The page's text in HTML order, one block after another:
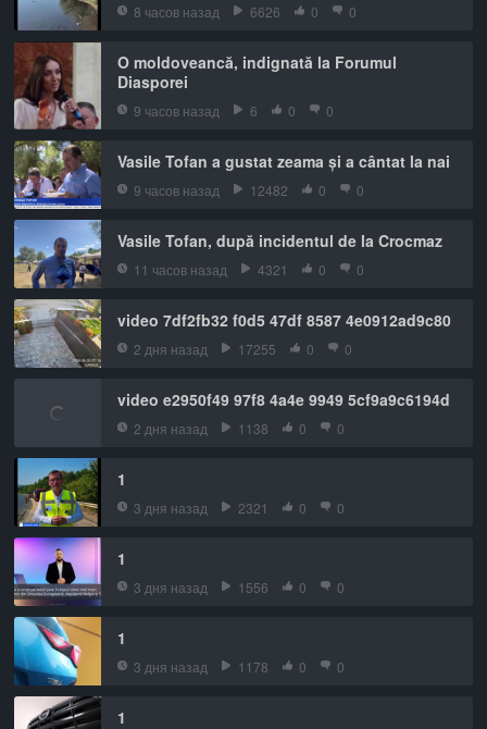
8 часов назад 6626 0 0
O moldoveancă, indignată la Forumul
Diasporei
9 часов назад 6 0 0
Vasile Tofan a gustat zeama și a cântat la nai
9 часов назад 12482 0 0
Vasile Tofan, după incidentul de la Crocmaz
11 часов назад 4321 0 0
video 7df2fb32 f0d5 47df 8587 4e0912ad9c80
2 дня назад 17255 0 0
video e2950f49 97f8 4a4e 9949 5cf9a9c6194d
2 дня назад 1138 0 0
1
3 дня назад 2321 0 0
1
3 дня назад 1556 0 0
1
3 дня назад 1178 0 0
1